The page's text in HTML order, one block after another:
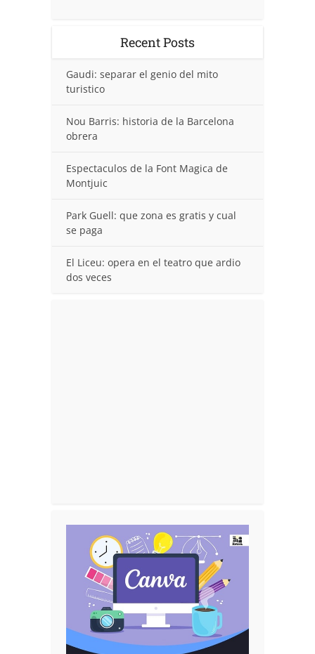
Recent Posts
Gaudi: separar el genio del mito
turistico
Nou Barris: historia de la Barcelona
obrera
Espectaculos de la Font Magica de
Montjuic
Park Guell: que zona es gratis y cual
se paga
El Liceu: opera en el teatro que ardio
dos veces